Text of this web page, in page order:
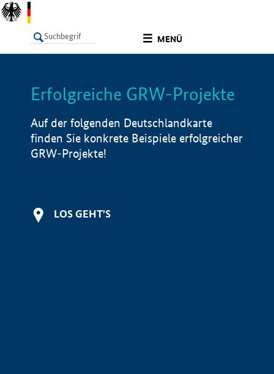
MENÜ
LISTE Info
Erfolgreiche GRW-Projekte
Auf der folgenden Deutschlandkarte
finden Sie konkrete Beispiele erfolgreicher
GRW-Projekte!
LOS GEHT'S